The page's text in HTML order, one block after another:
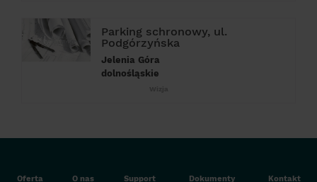
Parking schronowy, ul.
Podgórzyńska
Jelenia Góra
dolnośląskie
Oferta O nas Support Dokumenty Kontakt